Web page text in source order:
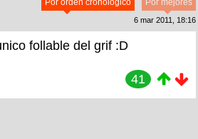
Por mejores
Por orden cronológico
6 mar 2011, 18:16
follable del grif :D
41